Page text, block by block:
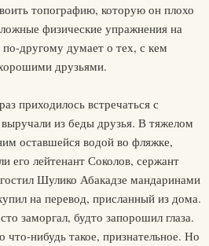
топографию, которую он плохо
физические упражнения на
другому думает о тех, с кем
друзьями.
приходилось встречаться с
из беды друзья. В тяжелом
оставшейся водой во фляжке,
его лейтенант Соколов, сержант
Шулико Абакадзе мандаринами
на перевод, присланный из дома.
заморгал, будто запорошил глаза.
что-нибудь такое, признательное. Но